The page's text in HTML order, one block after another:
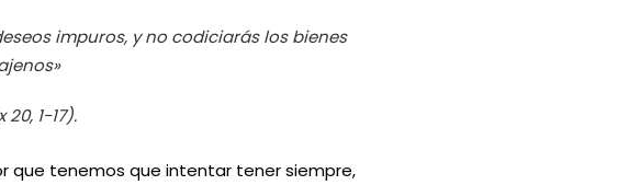
impuros, y no codiciarás los bienes
20, 1-17).
que tenemos que intentar tener siempre,